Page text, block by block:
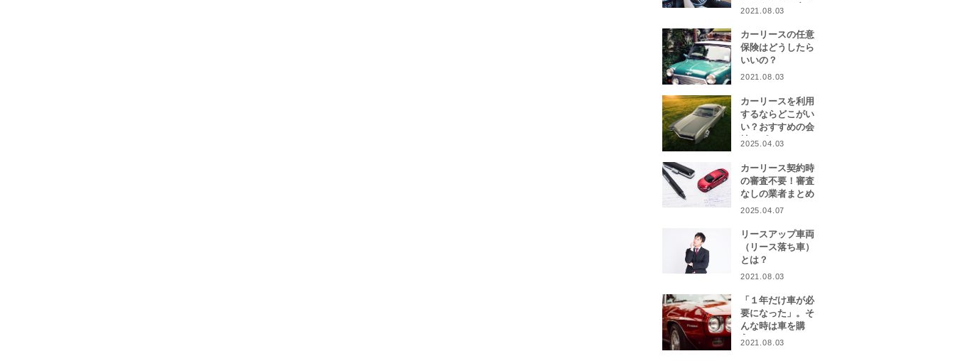
フスタイルに合わ
集
2021.08.03
カーリースの任意
保険はどうしたら
いいの？
2021.08.03
カーリースを利用
するならどこがい
い？おすすめの会
社をピックアッ
2025.04.03
カーリース契約時
の審査不要！審査
なしの業者まとめ
2025.04.07
リースアップ車両
（リース落ち車）
とは？
2021.08.03
「１年だけ車が必
要になった」。そ
んな時は車を購
入？カーリース？
2021.08.03